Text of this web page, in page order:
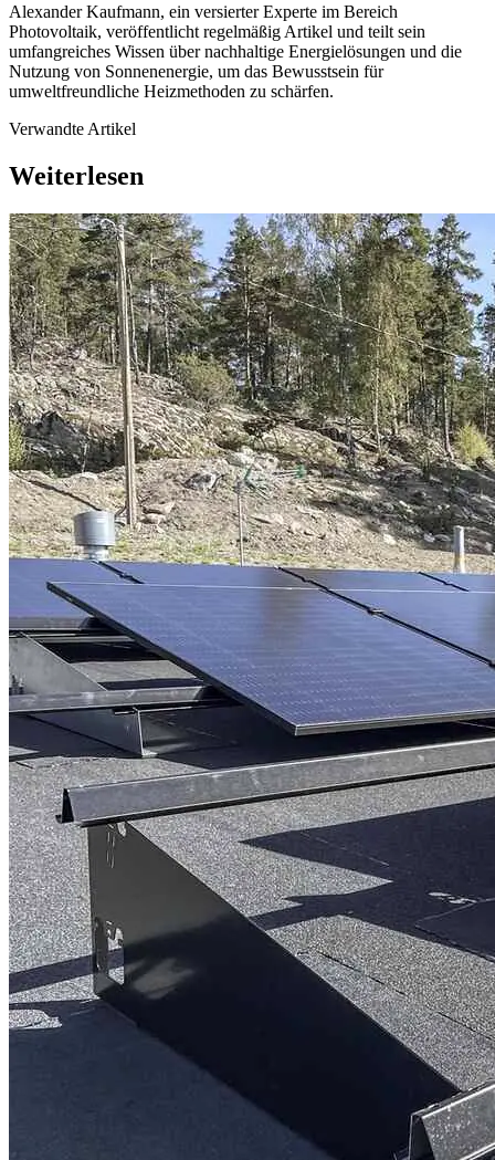
Alexander Kaufmann, ein versierter Experte im Bereich
Photovoltaik, veröffentlicht regelmäßig Artikel und teilt sein
umfangreiches Wissen über nachhaltige Energielösungen und die
Nutzung von Sonnenenergie, um das Bewusstsein für
umweltfreundliche Heizmethoden zu schärfen.
Verwandte Artikel
Weiterlesen